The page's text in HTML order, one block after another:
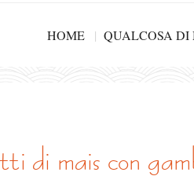
HOME QUALCOSA
di mais con